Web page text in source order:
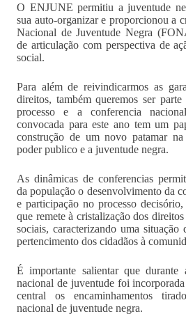
O ENJUNE permitiu a juventude
sua auto-organizar e proporcionou a
Nacional de Juventude Negra
de articulação com perspectiva de
social.
Para além de reivindicarmos as
direitos, também queremos ser parte
processo e a conferencia
convocada para este ano tem um
construção de um novo patamar
poder publico e a juventude negra.
As dinâmicas de conferencias
da população o desenvolvimento da
e participação no processo decisório,
que remete à cristalização dos
sociais, caracterizando uma situação
pertencimento dos cidadãos à
É importante salientar que durante
nacional de juventude foi
central os encaminhamentos
nacional de juventude negra.